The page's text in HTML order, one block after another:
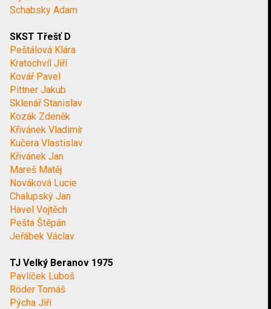
Schabsky Adam
SKST Třešť D
Peštálová Klára
Kratochvíl Jiří
Kovář Pavel
Pittner Jakub
Sklenář Stanislav
Kozák Zdeněk
Křivánek Vladimír
Kučera Vlastislav
Křivánek Jan
Mareš Matěj
Nováková Lucie
Chalupský Jan
Havel Vojtěch
Pešta Štěpán
Jeřábek Václav
TJ Velký Beranov 1975
Pavlíček Luboš
Röder Tomáš
Pýcha Jiří